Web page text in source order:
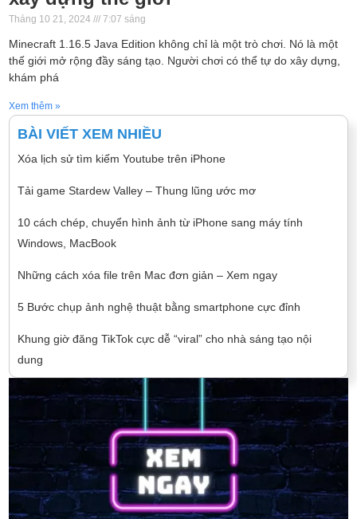
Tháng 10 21, 2024 7:07 sáng
Minecraft 1.16.5 Java Edition không chỉ là một trò chơi. Nó là một
thế giới mở rộng đầy sáng tạo. Người chơi có thể tự do xây dựng,
khám phá
Xem thêm »
BÀI VIẾT XEM NHIỀU
Xóa lịch sử tìm kiếm Youtube trên iPhone
Tải game Stardew Valley – Thung lũng ước mơ
10 cách chép, chuyển hình ảnh từ iPhone sang máy tính
Windows, MacBook
Những cách xóa file trên Mac đơn giản – Xem ngay
5 Bước chụp ảnh nghệ thuật bằng smartphone cực đỉnh
Khung giờ đăng TikTok cực dễ “viral” cho nhà sáng tạo nội
dung